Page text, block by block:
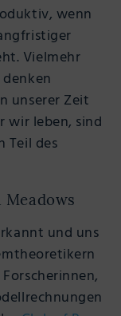
wenn
Vielmehr
unserer Zeit
wir leben, sind
Teil des
und uns